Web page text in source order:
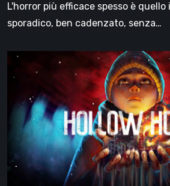
L'horror più efficace spesso è
sporadico, ben cadenzato, senza…
Hollow
Home
Anteprima:
l’ultimo
giorno
normale